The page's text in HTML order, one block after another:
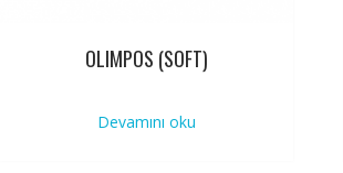
OLIMPOS (SOFT)
Devamını oku